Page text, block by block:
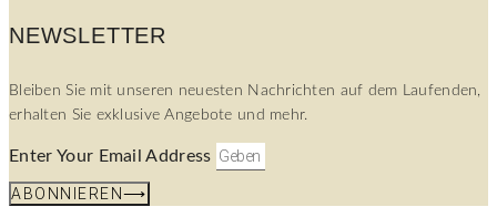
NEWSLETTER
Bleiben Sie mit unseren neuesten Nachrichten auf dem Laufenden,
erhalten Sie exklusive Angebote und mehr.
Enter Your Email Address
ABONNIEREN⟶